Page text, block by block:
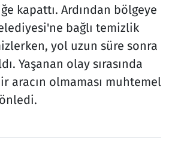
kapattı. Ardından bölgeye
bağlı temizlik
yol uzun süre sonra
Yaşanan olay sırasında
aracın olmaması muhtemel